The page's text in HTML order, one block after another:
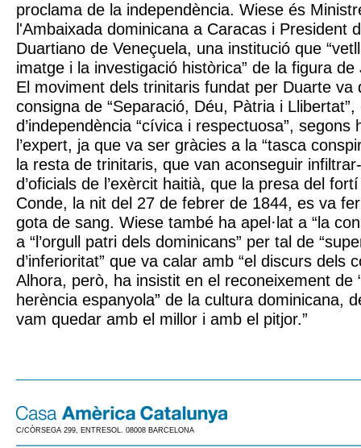
proclama de la independència. Wiese és
l'Ambaixada dominicana a Caracas i President
Duartiano de Veneçuela, una institució que
imatge i la investigació històrica” de la figura
El moviment dels trinitaris fundat per Duarte va
consigna de “Separació, Déu, Pàtria i
d’independència “cívica i respectuosa”, segons
l’expert, ja que va ser gràcies a la “tasca
la resta de trinitaris, que van aconseguir
d’oficials de l’exèrcit haitià, que la presa del
Conde, la nit del 27 de febrer de 1844, es va
gota de sang. Wiese també ha apel·lat a “la
a “l’orgull patri dels dominicans” per tal de
d’inferioritat” que va calar amb “el discurs dels
Alhora, però, ha insistit en el reconeixement de
herència espanyola” de la cultura dominicana,
vam quedar amb el millor i amb el pitjor.”
C/CÒRSEGA 299, ENTRESOL. 08008 BARCELONA